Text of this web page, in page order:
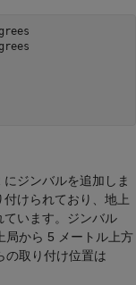
ジンバルを追加しま
けられており、地上
ています。ジンバル
局から 5 メートル上方
の取り付け位置は